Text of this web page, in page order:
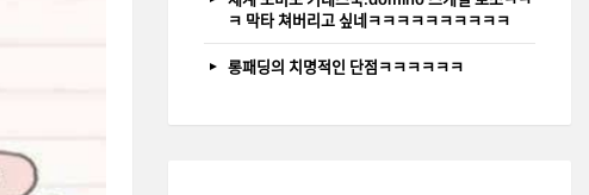
ㅋ 막타 쳐버리고 싶네ㅋㅋㅋㅋㅋㅋㅋㅋㅋㅋ
롱패딩의 치명적인 단점ㅋㅋㅋㅋㅋㅋ